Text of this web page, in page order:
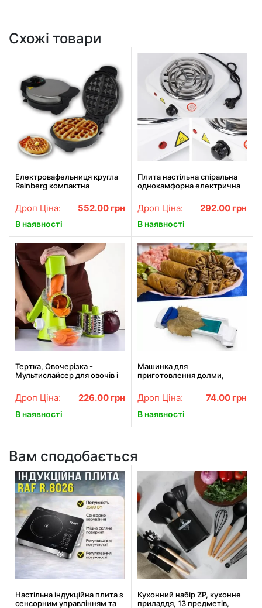
Схожі товари
Електровафельниця кругла
Rainberg компактна
вафель rb2254
Дроп Ціна: 552.00 грн
В наявності
Плита настільна спіральна
однокамфорна електрична
Дроп Ціна: 292.00 грн
В наявності
Тертка, Овочерізка -
Мультислайсер для овочів і
Дроп Ціна: 226.00 грн
В наявності
Машинка для
приготовлення долми,
Дроп Ціна: 74.00 грн
В наявності
Вам сподобається
Настільна індукційна плита з
сенсорним управлінням та
Кухонний набір ZP, кухонне
приладдя, 13 предметів,